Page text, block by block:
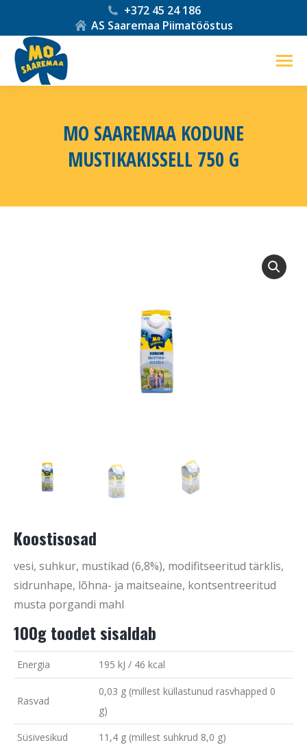
+372 45 24 186
AS Saaremaa Piimatööstus
MO SAAREMAA KODUNE
MUSTIKAKISSELL 750 G
Koostisosad
vesi, suhkur, mustikad (6,8%), modifitseeritud tärklis,
sidrunhape, lõhna- ja maitseaine, kontsentreeritud
musta porgandi mahl
100g toodet sisaldab
Energia 195 kJ / 46 kcal
Rasvad
0,03 g (millest küllastunud rasvhapped 0
g)
Süsivesikud 11,4 g (millest suhkrud 8,0 g)